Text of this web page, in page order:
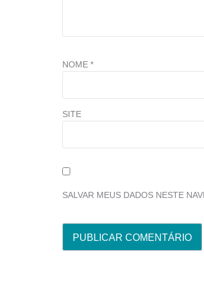
NOME *
SITE
SALVAR MEUS DADOS NESTE